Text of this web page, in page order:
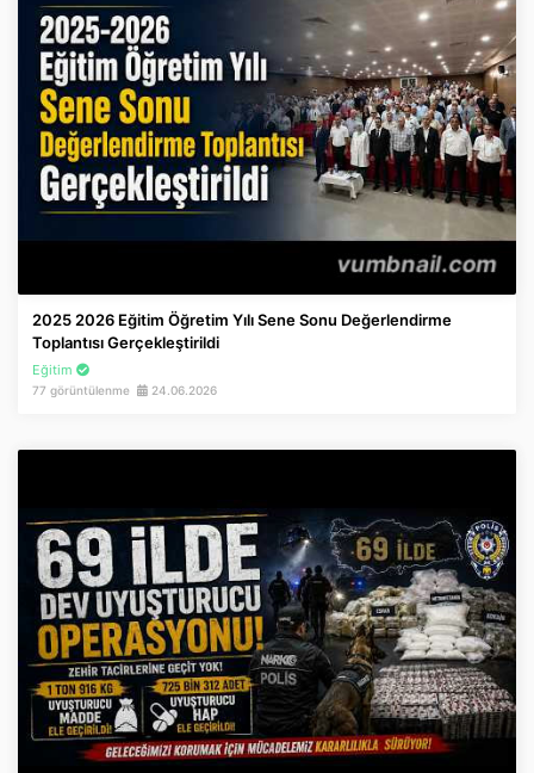
2025 2026 Eğitim Öğretim Yılı Sene Sonu Değerlendirme
Toplantısı Gerçekleştirildi
Eğitim
77 görüntülenme 24.06.2026